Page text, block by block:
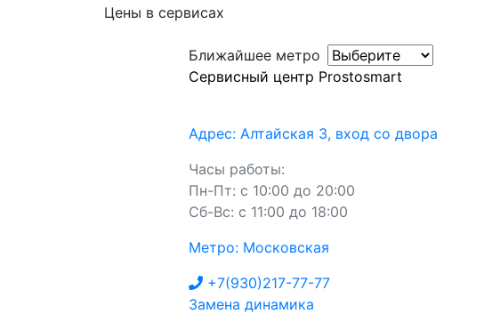
Цены в сервисах
Ближайшее метро
Сервисный центр Prostosmart
Адрес: Алтайская 3, вход со двора
Часы работы:
Пн-Пт: с 10:00 до 20:00
Сб-Вс: с 11:00 до 18:00
Метро: Московская
+7(930)217-77-77
Замена динамика